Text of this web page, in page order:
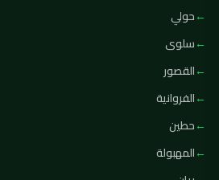
حولي
سلوى
القصور
الفروانية
حطين
المهبولة